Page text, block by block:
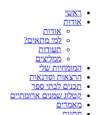
ראשי
אודות
אודות
למי מתאים?
תעודות
ממליצים
המומחיות שלי
הרצאות וסדנאות
תכנים לבתי ספר
קטלוג שמנים ארומתיים
מאמרים